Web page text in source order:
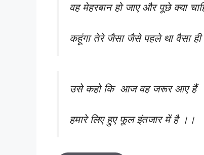
वह मेहरबान हो जाए और पूछे क्या
कहूंगा तेरे जैसा जैसे पहले था वैसा ही
उसे कहो कि आज वह जरूर आए हैं
हमारे लिए हुए फूल इंतजार में है ।।